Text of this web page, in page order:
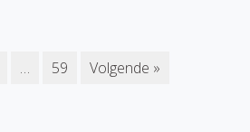
… 59 Volgende »